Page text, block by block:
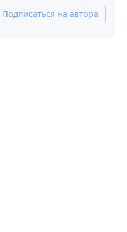
Подписаться на автора